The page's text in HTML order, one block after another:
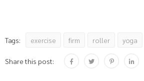
Tags: exercise firm roller yoga
Share this post: